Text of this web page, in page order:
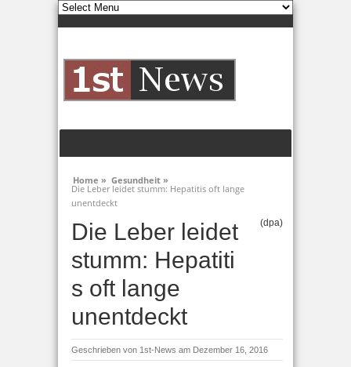
Home » Gesundheit »
Die Leber leidet stumm: Hepatitis oft lange
unentdeckt
Die Leber leidet
stumm: Hepatiti
s oft lange
unentdeckt
(dpa)
Geschrieben von 1st-News am Dezember 16, 2016